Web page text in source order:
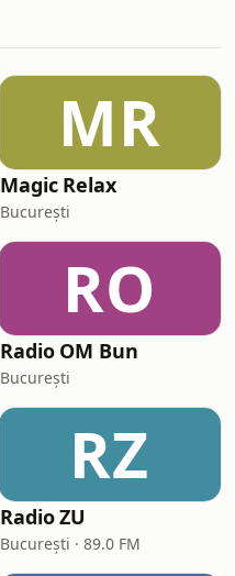
MR
Magic Relax
București
RO
Radio OM Bun
București
RZ
Radio ZU
București · 89.0 FM